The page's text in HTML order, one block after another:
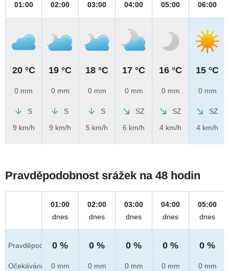
01:00
20 °C
0 mm
S
9 km/h
02:00
19 °C
0 mm
S
9 km/h
03:00
18 °C
0 mm
S
5 km/h
04:00
17 °C
0 mm
SZ
6 km/h
05:00
16 °C
0 mm
SZ
4 km/h
06:00
15 °C
0 mm
SZ
4 km/h
Pravděpodobnost srážek na 48 hodin
Pravděpod.
Očekáváno
01:00
dnes
0 %
0 mm
02:00
dnes
0 %
0 mm
03:00
dnes
0 %
0 mm
04:00
dnes
0 %
0 mm
05:00
dnes
0 %
0 mm